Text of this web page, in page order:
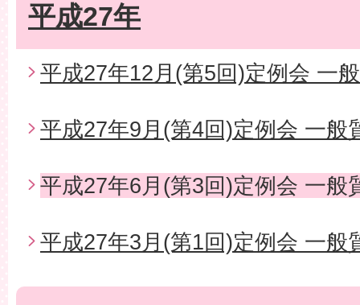
平成27年
平成27年12月(第5回)定例会 一
平成27年9月(第4回)定例会 一般
平成27年6月(第3回)定例会 一般
平成27年3月(第1回)定例会 一般